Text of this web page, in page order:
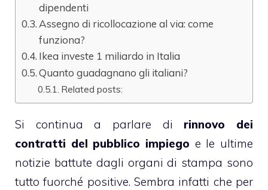
dipendenti
Assegno di ricollocazione al via: come
funziona?
Ikea investe 1 miliardo in Italia
Quanto guadagnano gli italiani?
Related posts:
Si continua a parlare di rinnovo dei
contratti del pubblico impiego e le ultime
notizie battute dagli organi di stampa sono
tutto fuorché positive. Sembra infatti che per